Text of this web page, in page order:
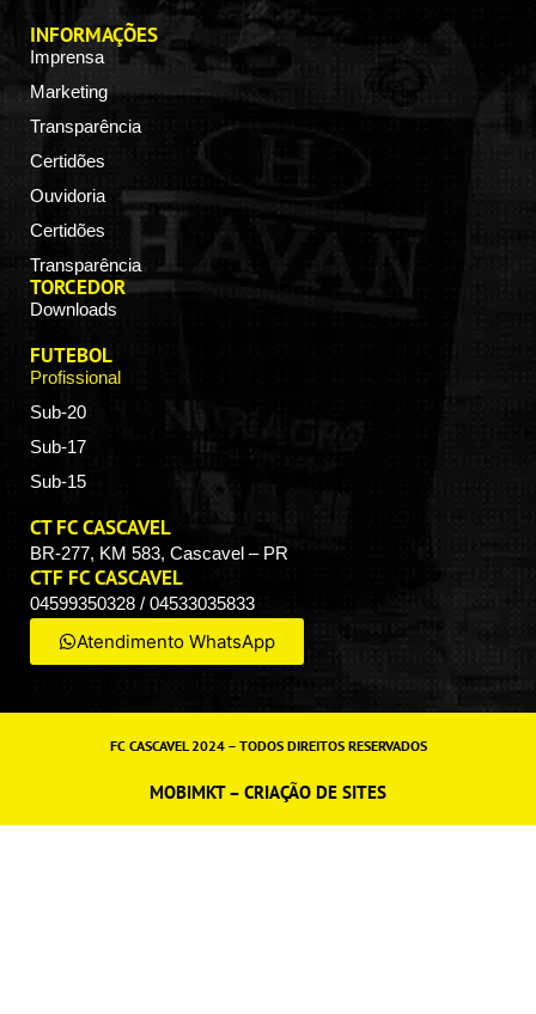
INFORMAÇÕES
Imprensa
Marketing
Transparência
Certidões
Ouvidoria
Certidões
Transparência
TORCEDOR
Downloads
FUTEBOL
Profissional
Sub-20
Sub-17
Sub-15
CT FC CASCAVEL
BR-277, KM 583, Cascavel – PR
CTF FC CASCAVEL
04599350328 / 04533035833
Atendimento WhatsApp
FC CASCAVEL 2024 – TODOS DIREITOS RESERVADOS
MOBIMKT – CRIAÇÃO DE SITES